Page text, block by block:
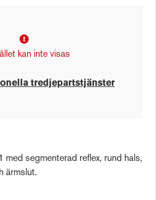
kan inte visas
tredjepartstjänster
med segmenterad reflex, rund hals,
ärmslut.